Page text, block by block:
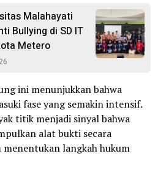
Malahayati
Bullying di SD IT
Metero
ini menunjukkan bahwa
fase yang semakin intensif.
titik menjadi sinyal bahwa
alat bukti secara
langkah hukum